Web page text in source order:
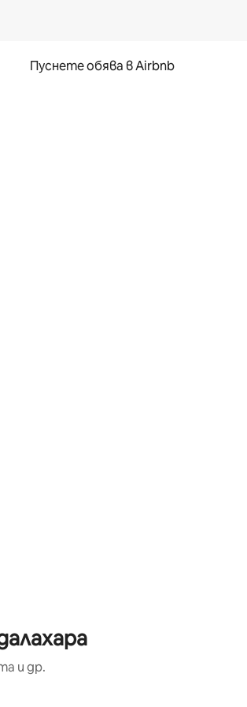
Пуснете обява в Airbnb
и др.